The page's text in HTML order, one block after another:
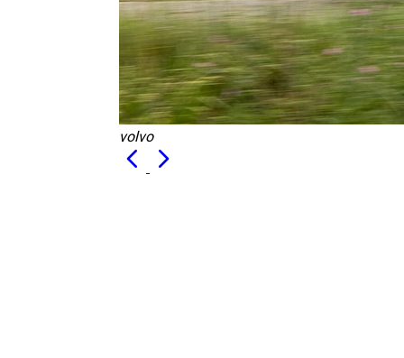
volvo